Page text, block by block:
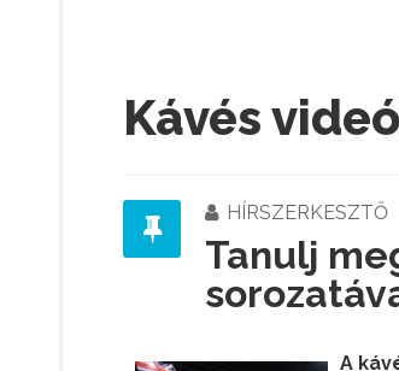
Kávés
HÍRSZERKESZTŐ
Tanulj
A